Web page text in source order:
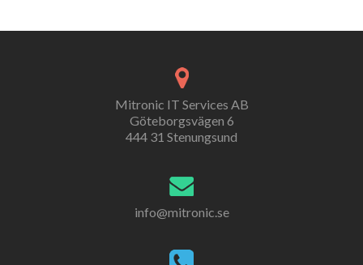
Mitronic IT Services AB
Göteborgsvägen 6
444 31 Stenungsund
info@mitronic.se